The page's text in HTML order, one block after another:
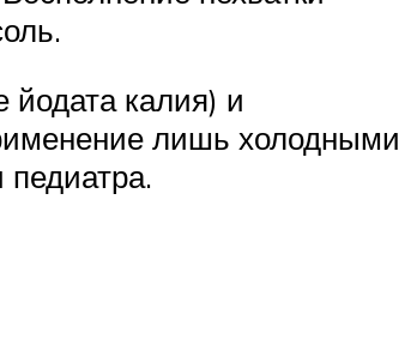
калия) и
лишь холодными